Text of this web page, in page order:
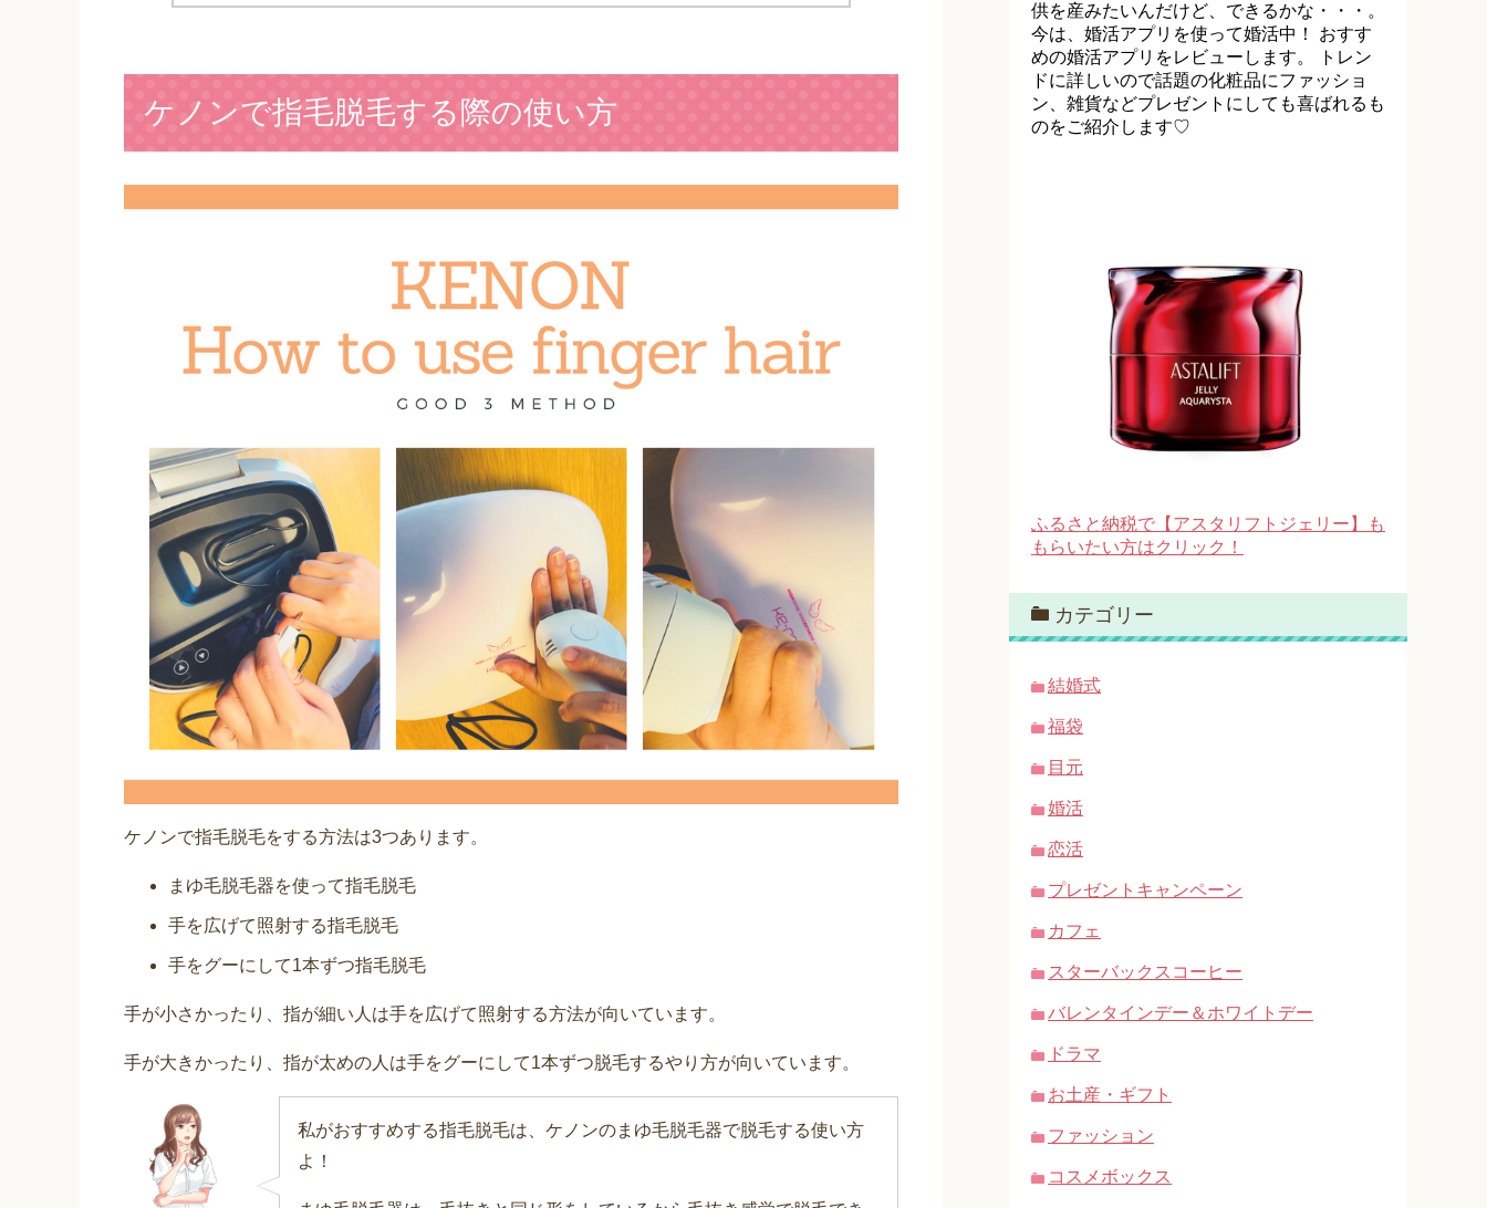
ケノンで指毛脱毛する際の使い方
ケノンで指毛脱毛をする方法は3つあります。
まゆ毛脱毛器を使って指毛脱毛
手を広げて照射する指毛脱毛
手をグーにして1本ずつ指毛脱毛
手が小さかったり、指が細い人は手を広げて照射する方法が向いています。
手が大きかったり、指が太めの人は手をグーにして1本ずつ脱毛するやり方が向いています。
私がおすすめする指毛脱毛は、ケノンのまゆ毛脱毛器で脱毛する使い方
よ！
供を産みたいんだけど、できるかな・・・。
今は、婚活アプリを使って婚活中！ おすす
めの婚活アプリをレビューします。 トレン
ドに詳しいので話題の化粧品にファッショ
ン、雑貨などプレゼントにしても喜ばれるも
のをご紹介します♡
ふるさと納税で【アスタリフトジェリー】も
もらいたい方はクリック！
カテゴリー
結婚式
福袋
目元
婚活
恋活
プレゼントキャンペーン
カフェ
スターバックスコーヒー
バレンタインデー＆ホワイトデー
ドラマ
お土産・ギフト
ファッション
コスメボックス